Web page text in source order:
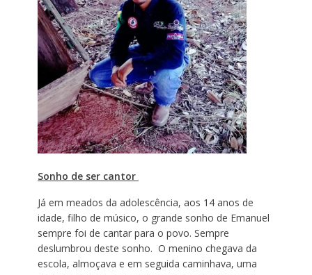
Sonho de ser cantor
Já em meados da adolescência, aos 14 anos de
idade, filho de músico, o grande sonho de Emanuel
sempre foi de cantar para o povo. Sempre
deslumbrou deste sonho. O menino chegava da
escola, almoçava e em seguida caminhava, uma